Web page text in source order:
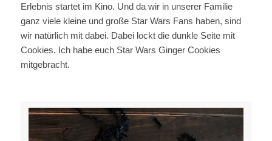
Erlebnis startet im Kino. Und da wir in unserer Familie
ganz viele kleine und große Star Wars Fans haben, sind
wir natürlich mit dabei. Dabei lockt die dunkle Seite mit
Cookies. Ich habe euch Star Wars Ginger Cookies
mitgebracht.